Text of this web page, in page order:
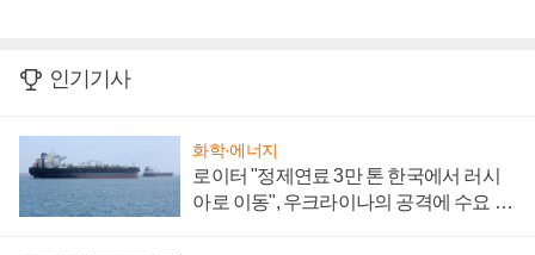
인기기사
화학·에너지
로이터 "정제연료 3만 톤 한국에서 러시
아로 이동", 우크라이나의 공격에 수요 늘